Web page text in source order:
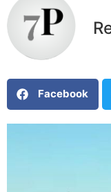
Facebook